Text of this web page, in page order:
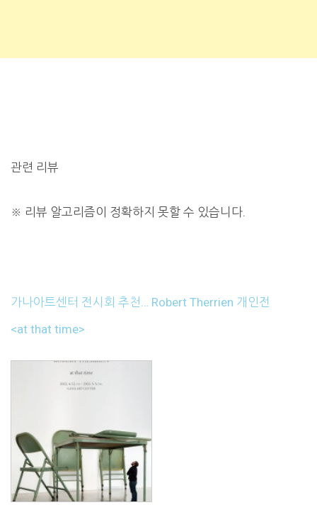
관련 리뷰
※ 리뷰 알고리즘이 정확하지 못할 수 있습니다.
가나아트센터 전시회 추천… Robert Therrien 개인전
<at that time>